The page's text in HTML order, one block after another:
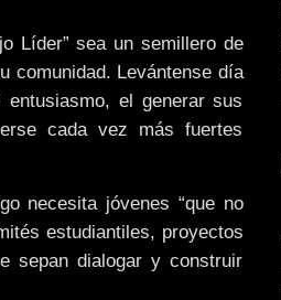
Líder” sea un semillero de
comunidad. Levántense día
el generar sus
cada vez más fuertes
necesita jóvenes “que no
estudiantiles, proyectos
sepan dialogar y construir